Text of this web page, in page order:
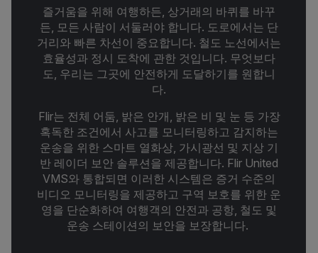
즐거움을 위해 여행하든, 상거래의 바퀴를 바꾸
든, 모든 사람이 서둘러야 합니다. 도로에서는 단
거리와 빠른 차선이 중요합니다. 철도 노선에서는
효율성과 정시 도착에 관한 것입니다. 무엇보다
도, 우리는 그곳에 안전하게 도달하기를 원합니
다.
Flir는 전체 어둠, 밝은 안개, 밝은 비 및 눈 등 가장
혹독한 조건에서 사고를 모니터링하고 감지하는
운송을 위한 스마트 열화상, 가시광선 및 지상 기
반 레이더 보안 솔루션을 제공합니다. Flir United
VMS와 통합되면 이러한 시스템은 증거 수준의
비디오 모니터링을 제공하고 구역 보호를 위한 운
영을 단순화하여 여행객의 안전과 공항, 철도 및
운송 스테이션의 보안을 보장합니다.